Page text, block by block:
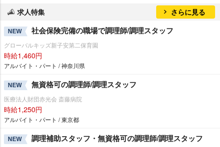
求人特集 さらに見る
NEW 社会保険完備の職場で調理師/調理スタッフ
グローバルキッズ新子安第二保育園
時給1,460円
アルバイト・パート / 神奈川県
NEW 無資格可の調理師/調理スタッフ
医療法人財団赤光会 斎藤病院
時給1,250円
アルバイト・パート / 東京都
NEW 調理補助スタッフ・無資格可の調理師/調理スタッフ